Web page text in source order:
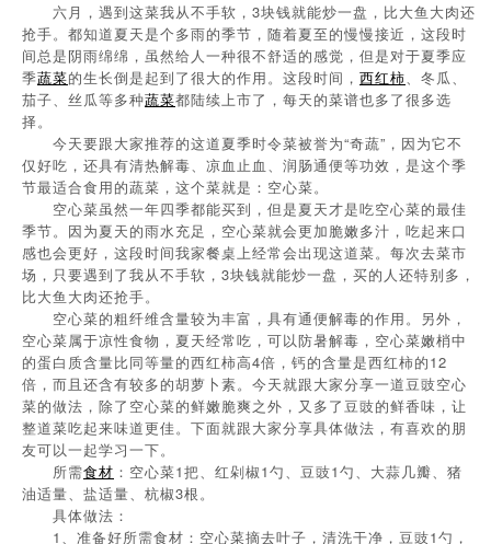
六月，遇到这菜我从不手软，3块钱就能炒一盘，比大鱼大肉还
抢手。都知道夏天是个多雨的季节，随着夏至的慢慢接近，这段时
间总是阴雨绵绵，虽然给人一种很不舒适的感觉，但是对于夏季应
季蔬菜的生长倒是起到了很大的作用。这段时间， 西红柿、冬瓜、
茄子、丝瓜等多种蔬菜都陆续上市了，每天的菜谱也多了很多选
择。
今天要跟大家推荐的这道夏季时令菜被誉为“奇蔬”，因为它不
仅好吃，还具有清热解毒、凉血止血、润肠通便等功效，是这个季
节最适合食用的蔬菜，这个菜就是：空心菜。
空心菜虽然一年四季都能买到，但是夏天才是吃空心菜的最佳
季节。因为夏天的雨水充足，空心菜就会更加脆嫩多汁，吃起来口
感也会更好，这段时间我家餐桌上经常会出现这道菜。每次去菜市
场，只要遇到了我从不手软，3块钱就能炒一盘，买的人还特别多，
比大鱼大肉还抢手。
空心菜的粗纤维含量较为丰富，具有通便解毒的作用。另外，
空心菜属于凉性食物，夏天经常吃，可以防暑解毒，空心菜嫩梢中
的蛋白质含量比同等量的西红柿高4倍，钙的含量是西红柿的12
倍，而且还含有较多的胡萝卜素。今天就跟大家分享一道豆豉空心
菜的做法，除了空心菜的鲜嫩脆爽之外，又多了豆豉的鲜香味，让
整道菜吃起来味道更佳。下面就跟大家分享具体做法，有喜欢的朋
友可以一起学习一下。
所需食材 ：空心菜1把、红剁椒1勺、豆豉1勺、大蒜几瓣、猪
油适量、盐适量、杭椒3根。
具体做法：
1、准备好所需食材：空心菜摘去叶子，清洗干净，豆豉1勺，